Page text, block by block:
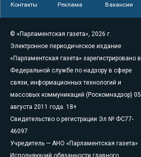
Контакты Реклама Вакансии
© «Парламентская газета», 2026 г.
Электронное периодическое издание
«Парламентская газета» зарегистрировано в
Федеральной службе по надзору в сфере
связи, информационных технологий и
массовых коммуникаций (Роскомнадзор) 05
августа 2011 года. 18+
Свидетельство о регистрации Эл № ФС77-
46097
Учредитель — АНО «Парламентская газета»
Исполняющий обязанности главного